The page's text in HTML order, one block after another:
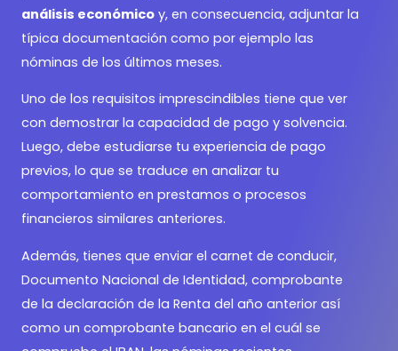
análisis económico y, en consecuencia, adjuntar la
típica documentación como por ejemplo las
nóminas de los últimos meses.
Uno de los requisitos imprescindibles tiene que ver
con demostrar la capacidad de pago y solvencia.
Luego, debe estudiarse tu experiencia de pago
previos, lo que se traduce en analizar tu
comportamiento en prestamos o procesos
financieros similares anteriores.
Además, tienes que enviar el carnet de conducir,
Documento Nacional de Identidad, comprobante
de la declaración de la Renta del año anterior así
como un comprobante bancario en el cuál se